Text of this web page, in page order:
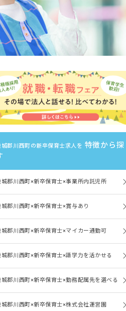
城郡川西町の新卒保育士求人を 特徴から探
城郡川西町×新卒保育士×事業所内託児所
城郡川西町×新卒保育士×賞与あり
城郡川西町×新卒保育士×マイカー通勤可
城郡川西町×新卒保育士×語学力を活かせる
城郡川西町×新卒保育士×勤務配属先を選べる
城郡川西町×新卒保育士×株式会社運営園